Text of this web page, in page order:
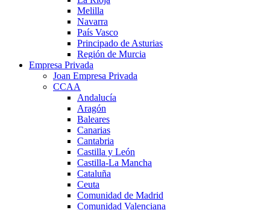
Melilla
Navarra
País Vasco
Principado de Asturias
Región de Murcia
Empresa Privada
Joan Empresa Privada
CCAA
Andalucía
Aragón
Baleares
Canarias
Cantabria
Castilla y León
Castilla-La Mancha
Cataluña
Ceuta
Comunidad de Madrid
Comunidad Valenciana